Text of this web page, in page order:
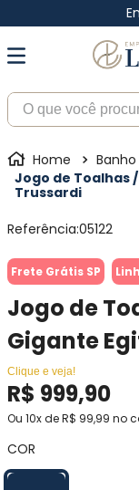
O que você procura?
Banho
Jogo de Toalhas
Trussardi
Referência:05122
Frete Grátis SP
Jogo de
Gigante
Clique e veja!
R$ 999,90
Ou 10x deR$ 99,99 no
COR